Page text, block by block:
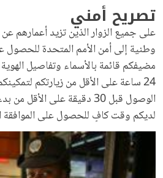
تصريح أمني
وطنية إلى أمن الأمم المتحدة للحصول
مضيفكم قائمة بالأسماء وتفاصيل
24 ساعة على الأقل من زيارتكم
الوصول قبل 30 دقيقة على
لديكم وقت كافٍ للحصول على الموافقة